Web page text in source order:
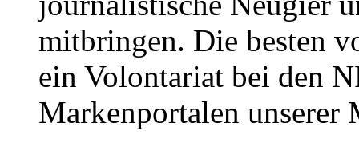
mitbringen. Die besten
ein Volontariat bei den
Markenportalen unserer